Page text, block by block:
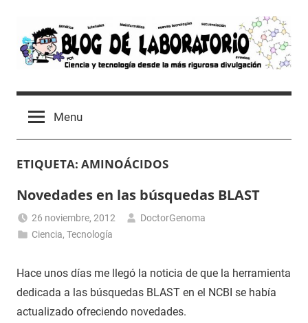
content
Blog
de
Laboratorio
Tutoriales,
Ocio
un
Laboratorio
de
Menu
ETIQUETA: AMINOÁCIDOS
Novedades en las búsquedas BLAST
26 noviembre, 2012
DoctorGenoma
Ciencia,Tecnología
Hace unos días me llegó la noticia de que la herramienta
dedicada a las búsquedas BLAST en el NCBI se había
actualizado ofreciendo novedades.